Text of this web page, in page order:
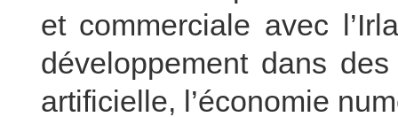
et commerciale avec
développement dans
artificielle, l’économie